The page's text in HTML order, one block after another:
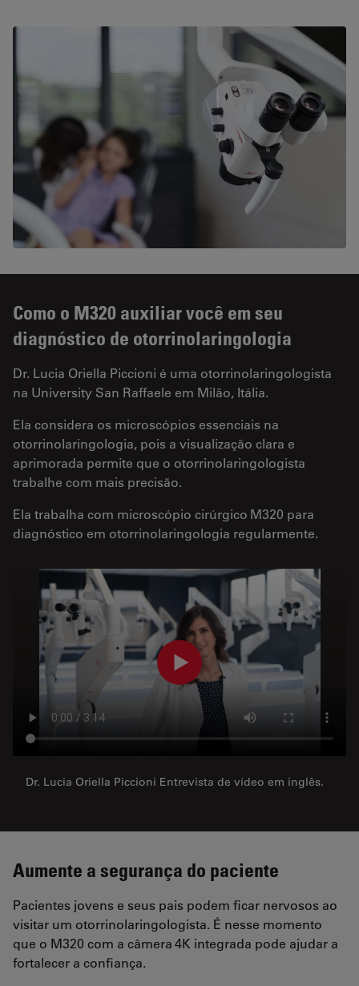
Como o M320 auxiliar você em seu
diagnóstico de otorrinolaringologia
Dr. Lucia Oriella Piccioni é uma otorrinolaringologista
na University San Raffaele em Milão, Itália.
Ela considera os microscópios essenciais na
otorrinolaringologia, pois a visualização clara e
aprimorada permite que o otorrinolaringologista
trabalhe com mais precisão.
Ela trabalha com microscópio cirúrgico M320 para
diagnóstico em otorrinolaringologia regularmente.
Dr. Lucia Oriella Piccioni Entrevista de vídeo em inglês.
Aumente a segurança do paciente
Pacientes jovens e seus pais podem ficar nervosos ao
visitar um otorrinolaringologista. É nesse momento
que o M320 com a câmera 4K integrada pode ajudar a
fortalecer a confiança.